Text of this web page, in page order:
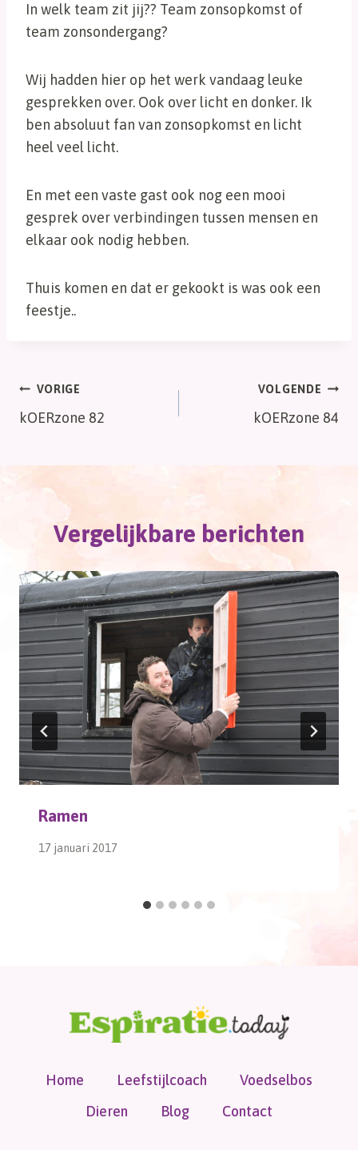
In welk team zit jij?? Team zonsopkomst of
team zonsondergang?
Wij hadden hier op het werk vandaag leuke
gesprekken over. Ook over licht en donker. Ik
ben absoluut fan van zonsopkomst en licht
heel veel licht.
En met een vaste gast ook nog een mooi
gesprek over verbindingen tussen mensen en
elkaar ook nodig hebben.
Thuis komen en dat er gekookt is was ook een
feestje..
Bericht
navigatie
VORIGE
kOERzone 82
VOLGENDE
kOERzone 84
Vergelijkbare berichten
Ramen
17 januari 2017
Home Leefstijlcoach
Voedselbos
Dieren
Blog Contact